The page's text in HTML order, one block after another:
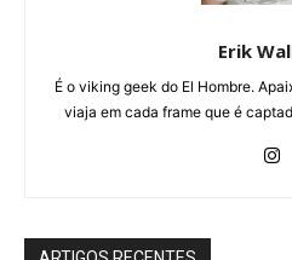
Erik
É o viking geek do El Hombre.
viaja em cada frame que é